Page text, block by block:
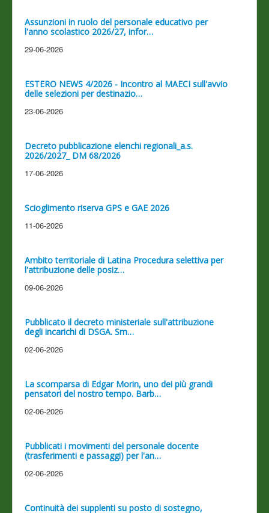
Assunzioni in ruolo del personale educativo per
l'anno scolastico 2026/27, infor…
29-06-2026
ESTERO NEWS 4/2026 - Incontro al MAECI sull'avvio
delle selezioni per destinazio…
23-06-2026
Decreto pubblicazione elenchi regionali_a.s.
2026/2027_ DM 68/2026
17-06-2026
Scioglimento riserva GPS e GAE 2026
11-06-2026
Ambito territoriale di Latina Procedura selettiva per
l'attribuzione delle posiz…
09-06-2026
Pubblicato il decreto ministeriale sull'attribuzione
degli incarichi di DSGA. Sm…
02-06-2026
La scomparsa di Edgar Morin, uno dei più grandi
pensatori del nostro tempo. Barb…
02-06-2026
Pubblicati i movimenti del personale docente
(trasferimenti e passaggi) per l'an…
02-06-2026
Continuità dei supplenti su posto di sostegno,